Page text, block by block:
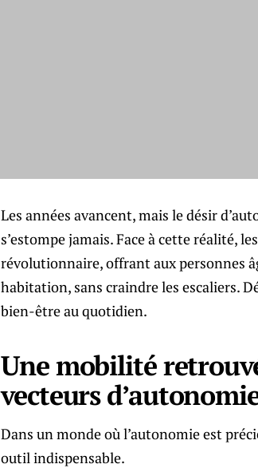
Les années avancent, mais le désir
s’estompe jamais. Face à cette réalité,
révolutionnaire, offrant aux personnes
habitation, sans craindre les escaliers.
bien-être au quotidien.
Une mobilité
vecteurs
Dans un monde où l’autonomie est
outil indispensable.